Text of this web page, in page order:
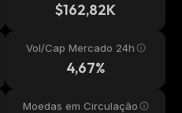
$162,82K
Vol/Cap Mercado 24h
4,67%
Moedas em Circulação